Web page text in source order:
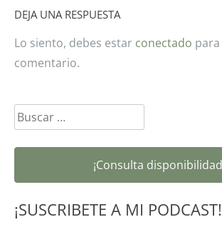
DEJA UNA RESPUESTA
Lo siento, debes estar conectado
comentario.
Buscar:
¡Consulta
¡SUSCRIBETE A MI PODCAST!